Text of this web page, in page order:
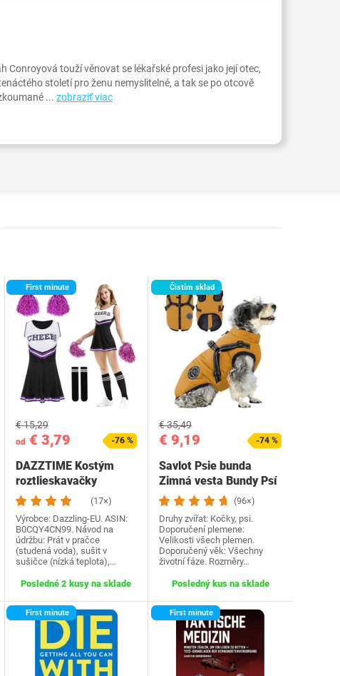
Conroyová touží věnovat se lékařské profesi jako její otec,
století pro ženu nemyslitelné, a tak se po otcově
... zobraziť viac
First minute
od€ 3,79
€ 15,29
-76 %
DAZZTIME Kostým
roztlieskavačky
dámske, kostým…
(17×)
Výrobce: Dazzling-EU. ASIN:
B0CQY4CN99. Návod na
údržbu: Prát v pračce
(studená voda), sušit v
sušičce (nízká teplota),…
Posledné 2 kusy na sklade
Čistím sklad
€ 9,19
€ 35,49
-74 %
Savlot Psie bunda
Zimná vesta Bundy Psí
kabát Psí sveter…
(96×)
Druhy zvířat: Kočky, psi.
Doporučení plemene:
Velikosti všech plemen.
Doporučený věk: Všechny
životní fáze. Rozměry…
Posledný kus na sklade
First minute First minute